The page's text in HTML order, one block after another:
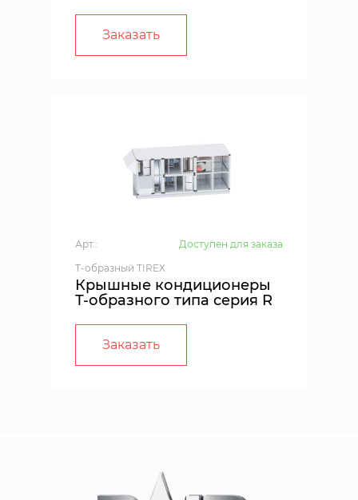
Заказать
Арт.:
Доступен для заказа
T-образный TIREX
Крышные кондиционеры
Т-образного типа серия R
Заказать